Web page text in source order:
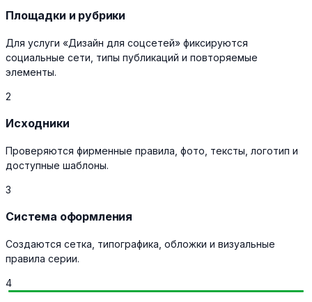
Площадки и рубрики
Для услуги «Дизайн для соцсетей» фиксируются
социальные сети, типы публикаций и повторяемые
элементы.
2
Исходники
Проверяются фирменные правила, фото, тексты, логотип и
доступные шаблоны.
3
Система оформления
Создаются сетка, типографика, обложки и визуальные
правила серии.
4